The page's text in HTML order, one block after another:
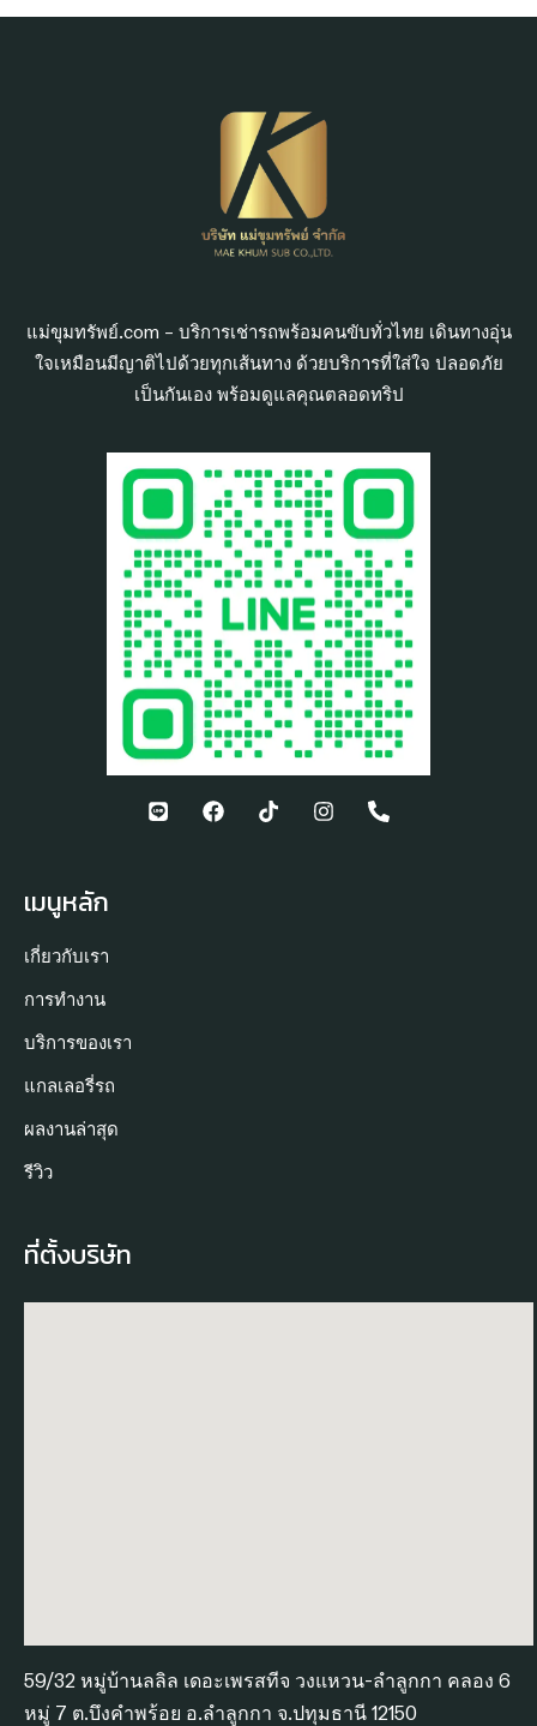
แม่ขุมทรัพย์.com – บริการเช่ารถพร้อมคนขับทั่วไทย เดินทางอุ่น
ใจเหมือนมีญาติไปด้วยทุกเส้นทาง ด้วยบริการที่ใส่ใจ ปลอดภัย
เป็นกันเอง พร้อมดูแลคุณตลอดทริป
เมนูหลัก
เกี่ยวกับเรา
การทำงาน
บริการของเรา
แกลเลอรี่รถ
ผลงานล่าสุด
รีวิว
ที่ตั้งบริษัท
59/32 หมู่บ้านลลิล เดอะเพรสทีจ วงแหวน-ลำลูกกา คลอง 6
หมู่ 7 ต.บึงคำพร้อย อ.ลำลูกกา จ.ปทุมธานี 12150